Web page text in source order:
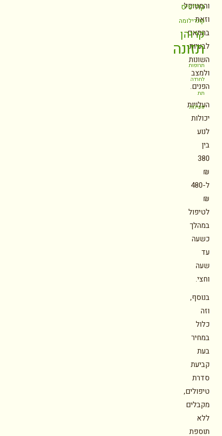
והמטופל
וזאת
בהתאם
לבעיות
השונות
ולמצב
הפנים.
העלויות
יכולות
לנוע
בין
380
₪
ל-480
₪
לטיפול
במהלך
כשעה
עד
שעה
וחצי.
בנוסף,
וזה
כלול
במחיר
בעת
קביעת
סדרת
טיפולים,
מקבלים
ללא
תוספת
קוליטיס
קונדילומה
קרוהן
תזונה
תרופות
לחרדה
תת
פעילות